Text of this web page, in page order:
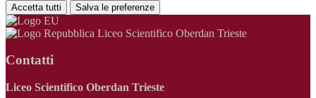
Accetta tutti Salva le preferenze
Liceo Scientifico Oberdan Trieste
Contatti
Liceo Scientifico Oberdan Trieste